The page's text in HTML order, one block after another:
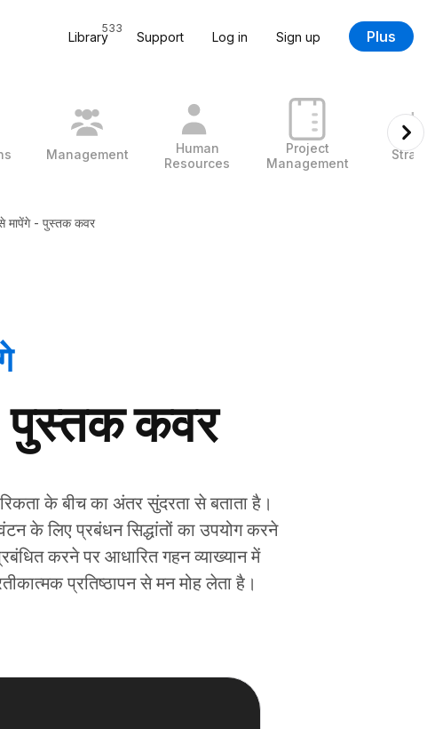
Library
533
Support Log in Sign up Plus
Management
Human
Resources
Project
Management
मापेंगे - पुस्तक कवर
पुस्तक कवर
के बीच का अंतर सुंदरता से बताता है।
के लिए प्रबंधन सिद्धांतों का उपयोग करने
करने पर आधारित गहन व्याख्यान में
प्रतिष्ठापन से मन मोह लेता है।